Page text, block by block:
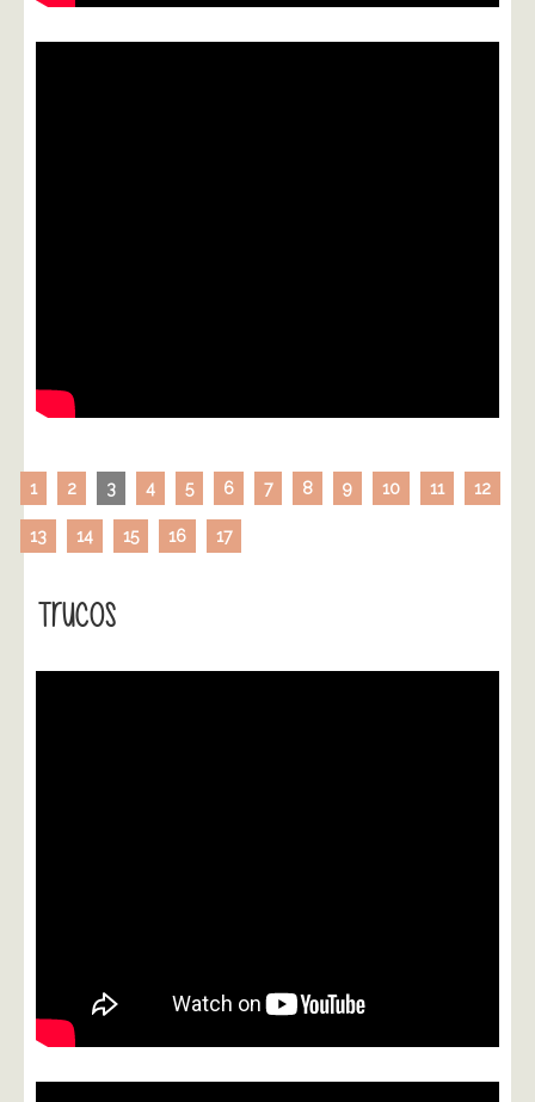
1 2 3 4 5 6 7 8 9 10 11 12
13 14 15 16 17
Trucos